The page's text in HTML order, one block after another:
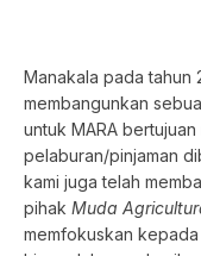
Manakala pada tahun
membangunkan
untuk MARA
pelaburan/pinjaman
kami juga telah
pihak Muda
memfokuskan